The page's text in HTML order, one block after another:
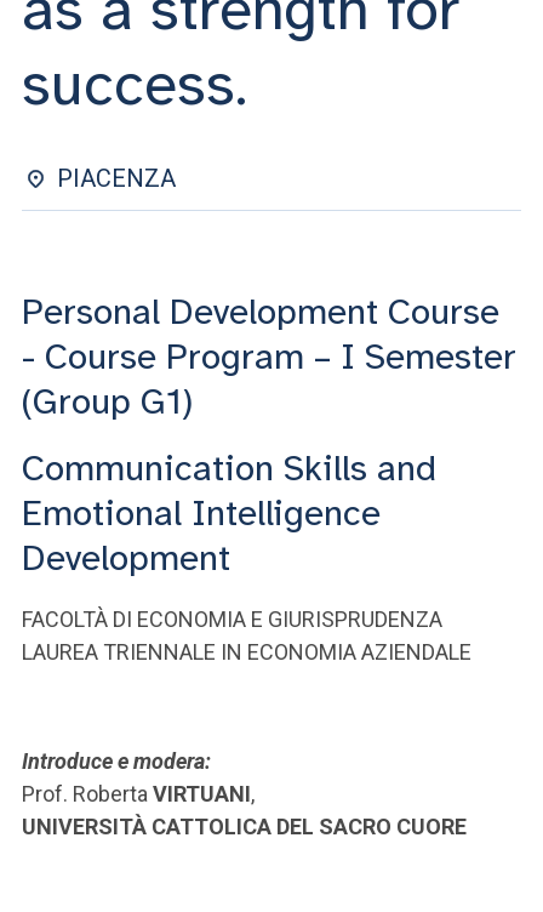
success.
PIACENZA
Personal Development Course
- Course Program – I Semester
(Group G1)
Communication Skills and
Emotional Intelligence
Development
FACOLTÀ DI ECONOMIA E GIURISPRUDENZA
LAUREA TRIENNALE IN ECONOMIA AZIENDALE
Introduce e modera:
Prof. Roberta VIRTUANI,
UNIVERSITÀ CATTOLICA DEL SACRO CUORE